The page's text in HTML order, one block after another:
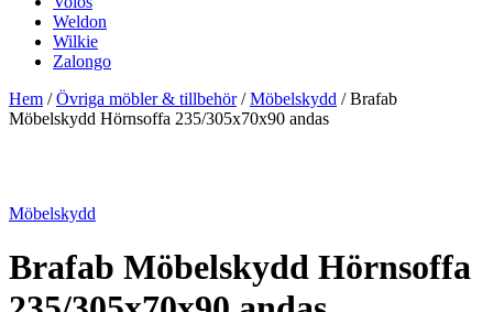
Weldon
Wilkie
Zalongo
Hem /Övriga möbler & tillbehör/Möbelskydd / Brafab
Möbelskydd Hörnsoffa 235/305x70x90 andas
Möbelskydd
Brafab Möbelskydd Hörnsoffa